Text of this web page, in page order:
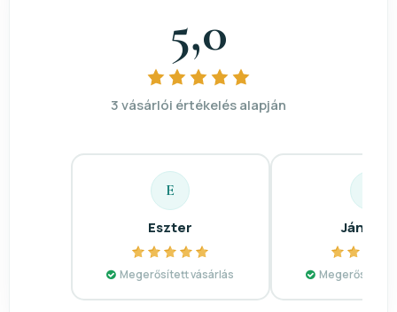
5,0
3 vásárlói értékelés alapján
E
Eszter
Megerősített vásárlás Megerősített